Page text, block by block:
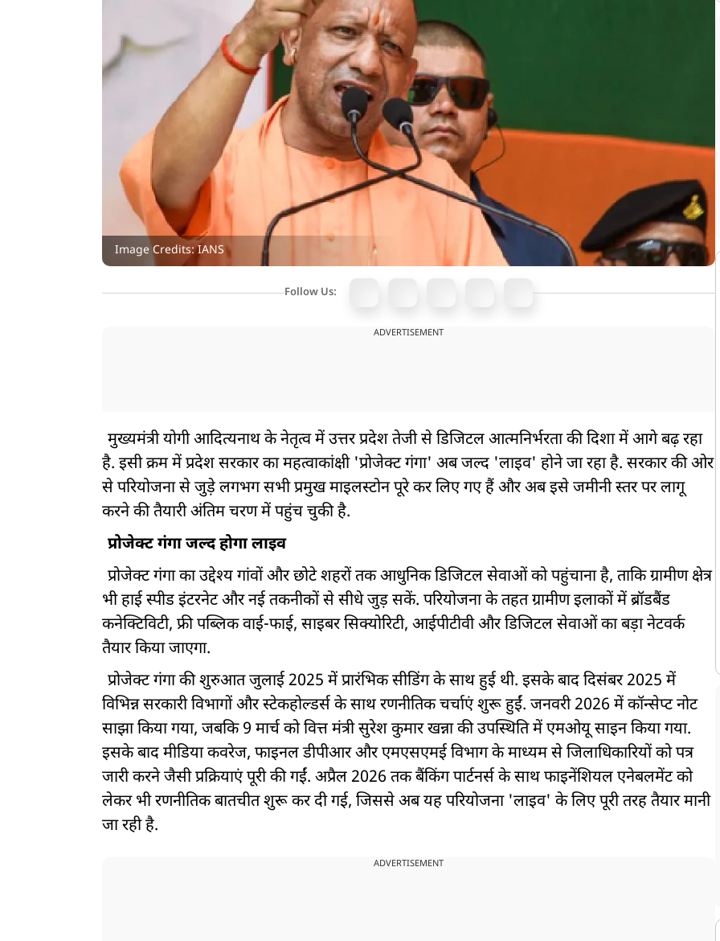
Image Credits: IANS
Follow Us:
ADVERTISEMENT
मुख्यमंत्री योगी आदित्यनाथ के नेतृत्व में उत्तर प्रदेश तेजी से डिजिटल आत्मनिर्भरता की दिशा में आगे बढ़ रहा
है. इसी क्रम में प्रदेश सरकार का महत्वाकांक्षी 'प्रोजेक्ट गंगा' अब जल्द 'लाइव' होने जा रहा है. सरकार की ओर
से परियोजना से जुड़े लगभग सभी प्रमुख माइलस्टोन पूरे कर लिए गए हैं और अब इसे जमीनी स्तर पर लागू
करने की तैयारी अंतिम चरण में पहुंच चुकी है.
प्रोजेक्ट गंगा जल्द होगा लाइव
प्रोजेक्ट गंगा का उद्देश्य गांवों और छोटे शहरों तक आधुनिक डिजिटल सेवाओं को पहुंचाना है, ताकि ग्रामीण क्षेत्र
भी हाई स्पीड इंटरनेट और नई तकनीकों से सीधे जुड़ सकें. परियोजना के तहत ग्रामीण इलाकों में ब्रॉडबैंड
कनेक्टिविटी, फ्री पब्लिक वाई-फाई, साइबर सिक्योरिटी, आईपीटीवी और डिजिटल सेवाओं का बड़ा नेटवर्क
तैयार किया जाएगा.
प्रोजेक्ट गंगा की शुरुआत जुलाई 2025 में प्रारंभिक सीडिंग के साथ हुई थी. इसके बाद दिसंबर 2025 में
विभिन्न सरकारी विभागों और स्टेकहोल्डर्स के साथ रणनीतिक चर्चाएं शुरू हुईं. जनवरी 2026 में कॉन्सेप्ट नोट
साझा किया गया, जबकि 9 मार्च को वित्त मंत्री सुरेश कुमार खन्ना की उपस्थिति में एमओयू साइन किया गया.
इसके बाद मीडिया कवरेज, फाइनल डीपीआर और एमएसएमई विभाग के माध्यम से जिलाधिकारियों को पत्र
जारी करने जैसी प्रक्रियाएं पूरी की गईं. अप्रैल 2026 तक बैंकिंग पार्टनर्स के साथ फाइनेंशियल एनेबलमेंट को
लेकर भी रणनीतिक बातचीत शुरू कर दी गई, जिससे अब यह परियोजना 'लाइव' के लिए पूरी तरह तैयार मानी
जा रही है.
ADVERTISEMENT